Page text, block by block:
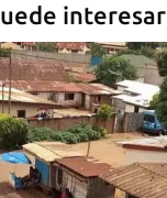
interesar